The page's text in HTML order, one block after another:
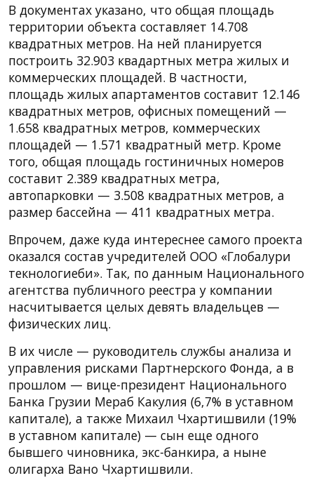
В документах указано, что общая площадь
территории объекта составляет 14.708
квадратных метров. На ней планируется
построить 32.903 квадартных метра жилых и
коммерческих площадей. В частности,
площадь жилых апартаментов составит 12.146
квадратных метров, офисных помещений —
1.658 квадратных метров, коммерческих
площадей — 1.571 квадратный метр. Кроме
того, общая площадь гостиничных номеров
составит 2.389 квадратных метра,
автопарковки — 3.508 квадратных метров, а
размер бассейна — 411 квадратных метра.
Впрочем, даже куда интереснее самого проекта
оказался состав учредителей ООО «Глобалури
текнологиеби». Так, по данным Национального
агентства публичного реестра у компании
насчитывается целых девять владельцев —
физических лиц.
В их числе — руководитель службы анализа и
управления рисками Партнерского Фонда, а в
прошлом — вице-президент Национального
Банка Грузии Мераб Какулия (6,7% в уставном
капитале), а также Михаил Чхартишвили (19%
в уставном капитале) — сын еще одного
бывшего чиновника, экс-банкира, а ныне
олигарха Вано Чхартишвили.